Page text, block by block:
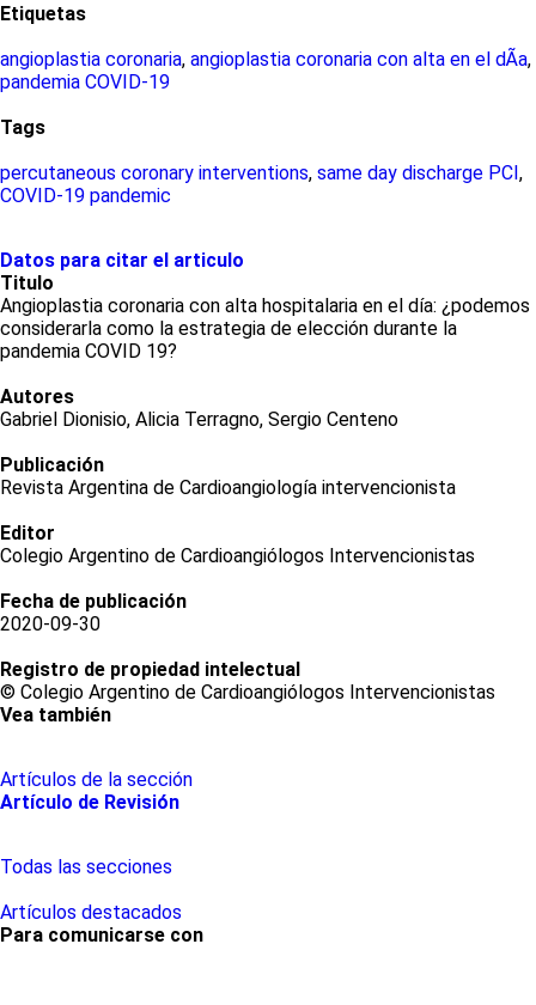
Etiquetas
angioplastia coronaria, angioplastia coronaria con alta en el dÃ­a,
pandemia COVID-19
Tags
percutaneous coronary interventions, same day discharge PCI,
COVID-19 pandemic
Datos para citar el articulo
Titulo
Angioplastia coronaria con alta hospitalaria en el día: ¿podemos
considerarla como la estrategia de elección durante la
pandemia COVID 19?
Autores
Gabriel Dionisio, Alicia Terragno, Sergio Centeno
Publicación
Revista Argentina de Cardioangiología intervencionista
Editor
Colegio Argentino de Cardioangiólogos Intervencionistas
Fecha de publicación
2020-09-30
Registro de propiedad intelectual
© Colegio Argentino de Cardioangiólogos Intervencionistas
Vea también
Artículos de la sección
Artículo de Revisión
Todas las secciones
Artículos destacados
Para comunicarse con